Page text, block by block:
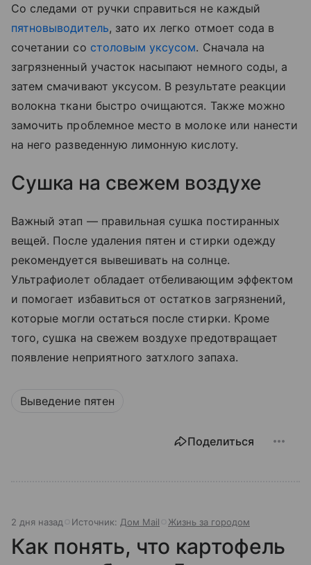
Со следами от ручки справиться не каждый
пятновыводитель, зато их легко отмоет сода в
сочетании со столовым уксусом. Сначала на
загрязненный участок насыпают немного соды, а
затем смачивают уксусом. В результате реакции
волокна ткани быстро очищаются. Также можно
замочить проблемное место в молоке или нанести
на него разведенную лимонную кислоту.
Сушка на свежем воздухе
Важный этап — правильная сушка постиранных
вещей. После удаления пятен и стирки одежду
рекомендуется вывешивать на солнце.
Ультрафиолет обладает отбеливающим эффектом
и помогает избавиться от остатков загрязнений,
которые могли остаться после стирки. Кроме
того, сушка на свежем воздухе предотвращает
появление неприятного затхлого запаха.
Выведение пятен
Поделиться
2 дня назад Источник: Дом Mail Жизнь за городом
Как понять, что картофель